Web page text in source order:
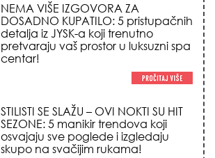
NEMA VIŠE IZGOVORA ZA
DOSADNO KUPATILO: 5 pristupačnih
detalja iz JYSK-a koji trenutno
pretvaraju vaš prostor u luksuzni spa
centar!
STILISTI SE SLAŽU – OVI NOKTI SU HIT
SEZONE: 5 manikir trendova koji
osvajaju sve poglede i izgledaju
skupo na svačijim rukama!